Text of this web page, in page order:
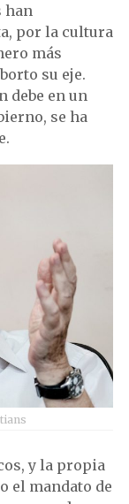
han
por la cultura
más
su eje.
debe en un
se ha
y la propia
el mandato de